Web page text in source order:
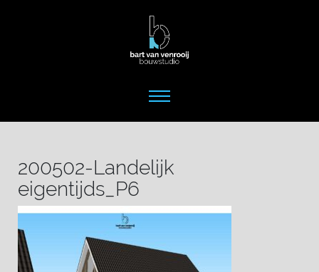
200502-Landelijk
eigentijds_P6